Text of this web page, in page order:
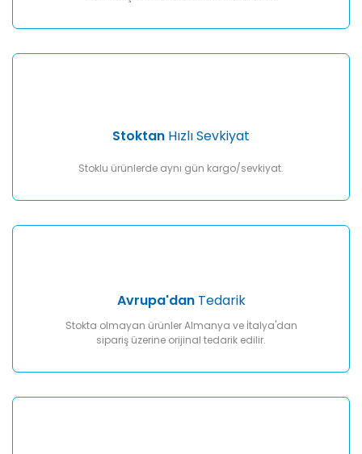
Stoktan Hızlı Sevkiyat
Stoklu ürünlerde aynı gün kargo/sevkiyat.
Avrupa'danTedarik
Stokta olmayan ürünler Almanya ve İtalya'dan
sipariş üzerine orijinal tedarik edilir.